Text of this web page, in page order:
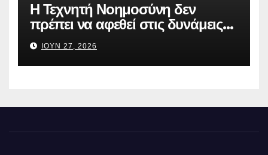
Η Τεχνητή Νοημοσύνη δεν
πρέπει να αφεθεί στις δυνάμεις
της αγοράς
ΙΟΎΝ 27, 2026